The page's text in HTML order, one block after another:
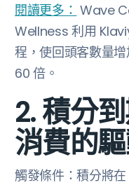
閱讀更多： Wave
Wellness 利用
程，使回頭客數量
60 倍。
2. 積分
消費的驅
觸發條件：積分將在